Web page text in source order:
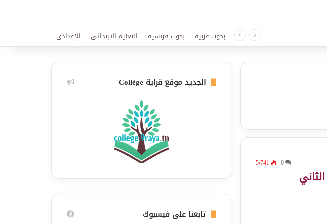
بحوث عربية بحوث فرنسية التعليم الابتدائي الإعدادي
0 5٬741
الجديد موقع قراية Collège
تابعنا على فيسبوك